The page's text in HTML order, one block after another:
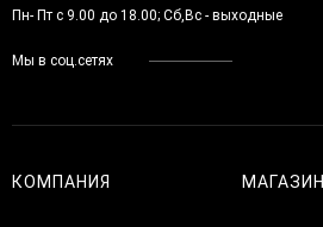
Пн- Пт с 9.00 до 18.00; Сб,Вс - выходные
Мы в соц.сетях
КОМПАНИЯ МАГАЗИН